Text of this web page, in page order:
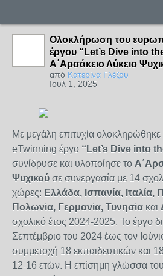
Ολοκλήρωση του
έργου “Let’s Dive into
Α΄Αρσάκειο Λύκειο
από Κατερίνα Γλέζου
Ιουλ 1, 2025
Με μεγάλη επιτυχία
eTwinning έργο “Let’s Dive into
συνίδρυσε και υλοποίησε το
Ψυχικού σε συνεργασία με 14
χώρες: Ελλάδα, Ισπανία, Ιταλία,
Πολωνία, Γερμανία, Τυνησία και
σχολικό έτος 2024-2025. Το έργο
Σεπτέμβριο του 2024 έως τον
συμμετοχή 18 εκπαιδευτικών και
12-16 ετών. Η επίσημη γλώσσα